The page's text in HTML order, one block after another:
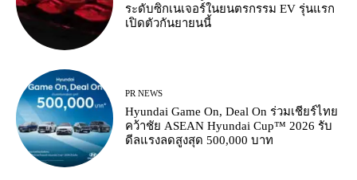
ระดับซิกเนเจอร์ในยนตรกรรม EV รุ่นแรก
เปิดตัวกันยายนนี้
PR NEWS
Hyundai Game On, Deal On ร่วมเชียร์ไทย
คว้าชัย ASEAN Hyundai Cup™ 2026 รับ
ดีลแรงลดสูงสุด 500,000 บาท